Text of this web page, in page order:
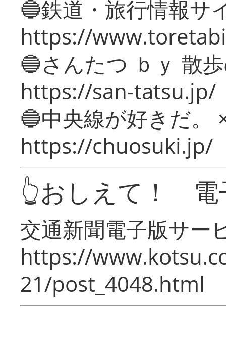
🔵鉄道・旅行情報サ
https://
🔵さんたつ ｂｙ 散
https://san-tatsu.jp/
🔵中央線が好きだ。
https://chuosuki.jp/
👆おしえて！ 電
交通新聞電子版サー
https://
21/post_4048.html